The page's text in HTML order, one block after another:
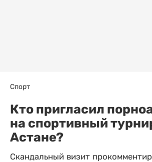
Спорт
Кто пригласил
на спортивный
Астане?
Скандальный визит